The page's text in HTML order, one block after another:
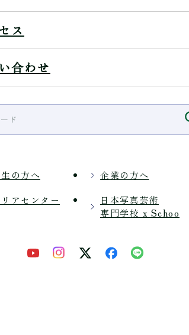
ス
合わせ
の方へ
企業の方へ
アセンター
日本写真芸術
専門学校 x Schoo
ます。
ださい。
てご案内いたします
確認ください。